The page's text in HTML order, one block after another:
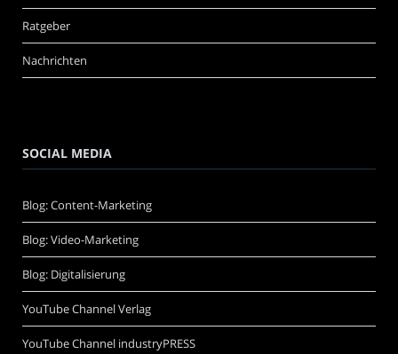
Ratgeber
Nachrichten
SOCIAL MEDIA
Blog: Content-Marketing
Blog: Video-Marketing
Blog: Digitalisierung
YouTube Channel Verlag
YouTube Channel industryPRESS